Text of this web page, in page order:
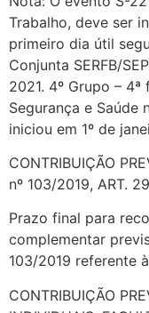
Trabalho, deve ser
primeiro dia útil
Conjunta SERFB/
2021. 4º Grupo –
Segurança e Saúde
iniciou em 1º de
CONTRIBUIÇÃO
nº 103/2019, ART.
Prazo final para
complementar
103/2019 referente
CONTRIBUIÇÃO